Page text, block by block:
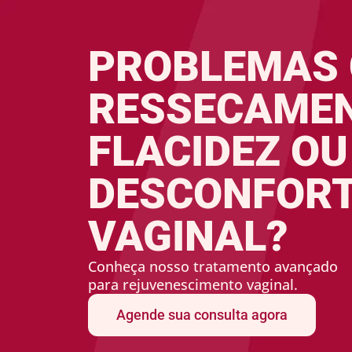
PROBLEMAS
FLACIDEZ OU
VAGINAL?
Conheça nosso tratamento avançado
para rejuvenescimento vaginal.
Agende sua consulta agora